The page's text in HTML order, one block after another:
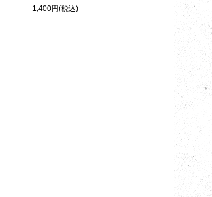
1,400円(税込)